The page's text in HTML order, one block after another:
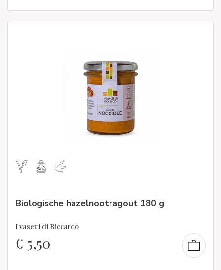
Biologische hazelnootragout 180 g
I vasetti di Riccardo
€ 5,50